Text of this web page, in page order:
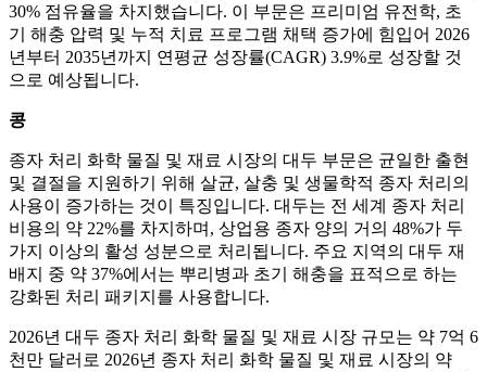
30% 점유율을 차지했습니다. 이 부문은 프리미엄 유전학, 초
기 해충 압력 및 누적 치료 프로그램 채택 증가에 힘입어 2026
년부터 2035년까지 연평균 성장률(CAGR) 3.9%로 성장할 것
으로 예상됩니다.
콩
종자 처리 화학 물질 및 재료 시장의 대두 부문은 균일한 출현
및 결절을 지원하기 위해 살균, 살충 및 생물학적 종자 처리의
사용이 증가하는 것이 특징입니다. 대두는 전 세계 종자 처리
비용의 약 22%를 차지하며, 상업용 종자 양의 거의 48%가 두
가지 이상의 활성 성분으로 처리됩니다. 주요 지역의 대두 재
배지 중 약 37%에서는 뿌리병과 초기 해충을 표적으로 하는
강화된 처리 패키지를 사용합니다.
2026년 대두 종자 처리 화학 물질 및 재료 시장 규모는 약 7억 6
천만 달러로 2026년 종자 처리 화학 물질 및 재료 시장의 약